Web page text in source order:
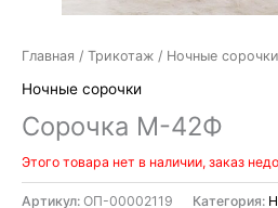
Главная / Трикотаж / Ночные сорочки
Ночные сорочки
Сорочка М-42Ф
Этого товара нет в наличии, заказ
Артикул: ОП-00002119 Категория: